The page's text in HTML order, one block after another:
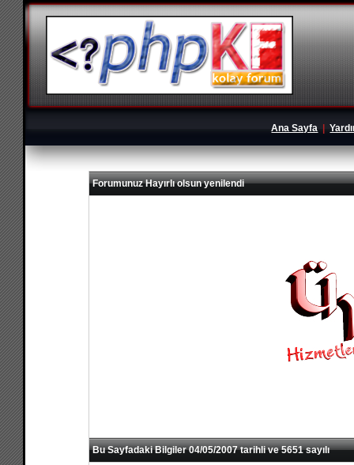
Ana Sayfa |
Forumunuz Hayırlı olsun yenilendi
Bu Sayfadaki Bilgiler 04/05/2007 tarihli ve 5651 sayılı